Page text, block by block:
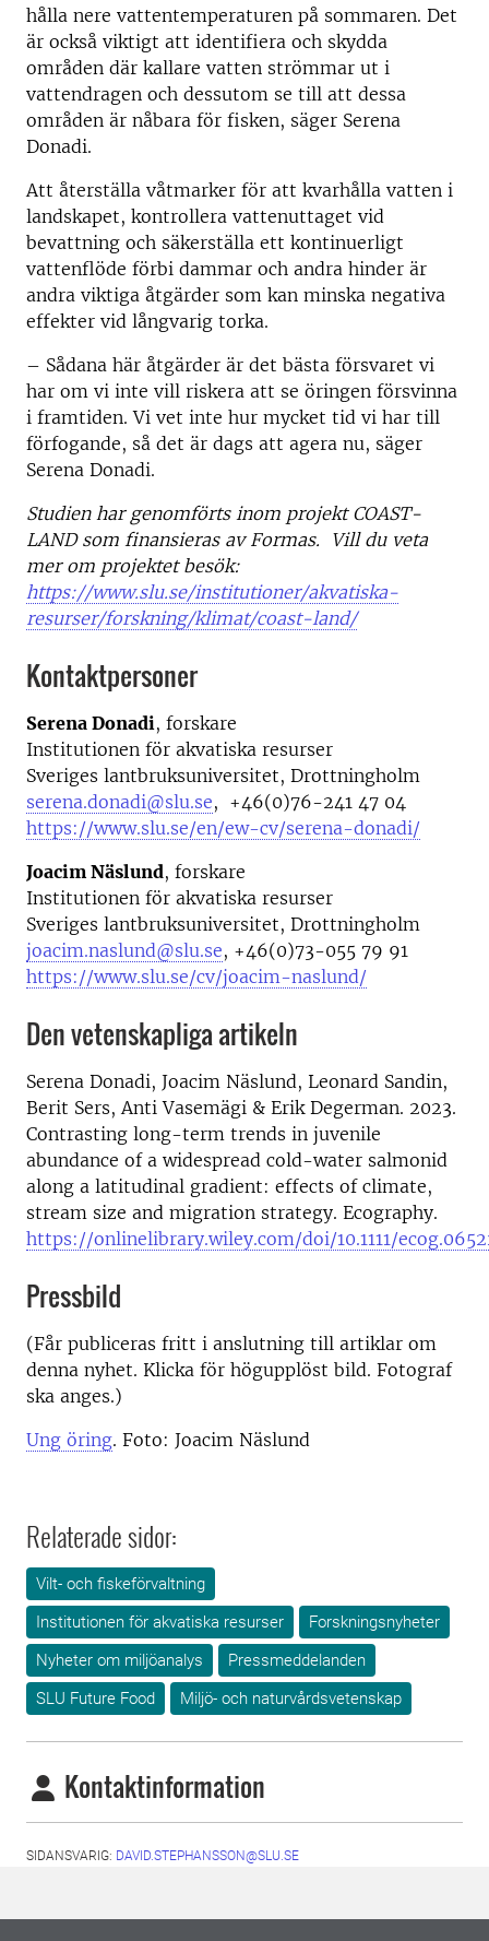
hålla nere vattentemperaturen på sommaren. Det
är också viktigt att identifiera och skydda
områden där kallare vatten strömmar ut i
vattendragen och dessutom se till att dessa
områden är nåbara för fisken, säger Serena
Donadi.
Att återställa våtmarker för att kvarhålla vatten i
landskapet, kontrollera vattenuttaget vid
bevattning och säkerställa ett kontinuerligt
vattenflöde förbi dammar och andra hinder är
andra viktiga åtgärder som kan minska negativa
effekter vid långvarig torka.
– Sådana här åtgärder är det bästa försvaret vi
har om vi inte vill riskera att se öringen försvinna
i framtiden. Vi vet inte hur mycket tid vi har till
förfogande, så det är dags att agera nu, säger
Serena Donadi.
Studien har genomförts inom projekt COAST-
LAND som finansieras av Formas. Vill du veta
mer om projektet besök:
https://www.slu.se/institutioner/akvatiska-
resurser/forskning/klimat/coast-land/
Kontaktpersoner
Serena Donadi, forskare
Institutionen för akvatiska resurser
Sveriges lantbruksuniversitet, Drottningholm
serena.donadi@slu.se, +46(0)76-241 47 04
https://www.slu.se/en/ew-cv/serena-donadi/
Joacim Näslund, forskare
Institutionen för akvatiska resurser
Sveriges lantbruksuniversitet, Drottningholm
joacim.naslund@slu.se, +46(0)73-055 79 91
https://www.slu.se/cv/joacim-naslund/
Den vetenskapliga artikeln
Serena Donadi, Joacim Näslund, Leonard Sandin,
Berit Sers, Anti Vasemägi & Erik Degerman. 2023.
Contrasting long-term trends in juvenile
abundance of a widespread cold-water salmonid
along a latitudinal gradient: effects of climate,
stream size and migration strategy. Ecography.
https://onlinelibrary.wiley.com/doi/10.1111/
Pressbild
(Får publiceras fritt i anslutning till artiklar om
denna nyhet. Klicka för högupplöst bild. Fotograf
ska anges.)
Ung öring. Foto: Joacim Näslund
Relaterade sidor:
Vilt- och fiskeförvaltning
Institutionen för akvatiska resurser
Forskningsnyheter
Nyheter om miljöanalys
Pressmeddelanden
SLU Future Food
Miljö- och naturvårdsvetenskap
Kontaktinformation
SIDANSVARIG: DAVID.STEPHANSSON@SLU.SE